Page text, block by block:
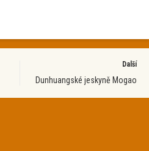
Další
Dunhuangské jeskyně Mogao